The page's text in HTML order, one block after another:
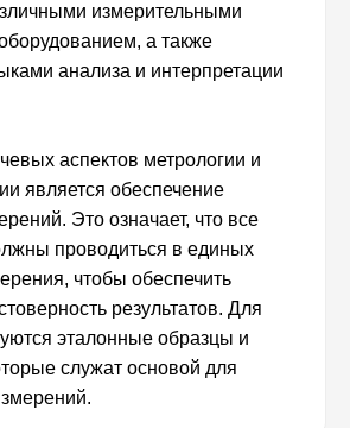
измерительными
а также
анализа и интерпретации
аспектов метрологии и
является обеспечение
Это означает, что все
проводиться в единых
чтобы обеспечить
результатов. Для
эталонные образцы и
служат основой для